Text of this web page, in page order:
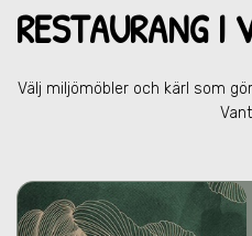
RESTAURANG I
Välj miljömöbler och kärl som